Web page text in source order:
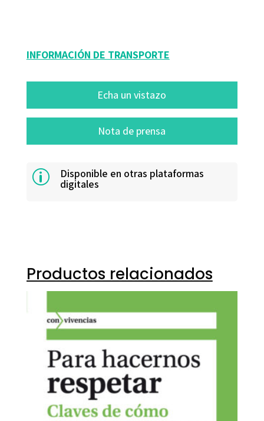
INFORMACIÓN DE TRANSPORTE
Echa un vistazo
Nota de prensa
p Disponible en otras plataformas
digitales
Productos relacionados